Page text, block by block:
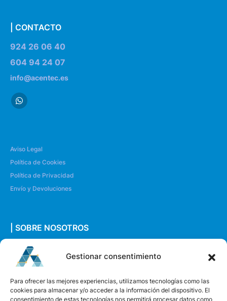
Gestionar consentimiento
Para ofrecer las mejores experiencias, utilizamos tecnologías como las
cookies para almacenar y/o acceder a la información del dispositivo. El
consentimiento de estas tecnologías nos permitirá procesar datos como
| CONTACTO
924 26 06 40
604 94 24 07
info@acentec.es
Aviso Legal
Política de Cookies
Política de Privacidad
Envío y Devoluciones
| SOBRE NOSOTROS
Quiénes somos
Envíanos un mensaje